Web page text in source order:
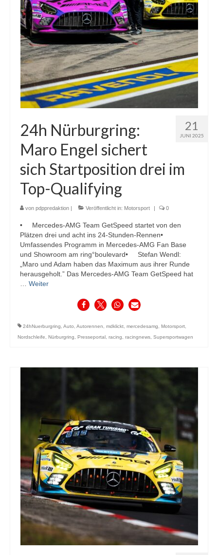
21
JUNI 2025
24h Nürburgring:
Maro Engel sichert
sich Startposition drei im
Top-Qualifying
von pdppredaktion Veröffentlicht in: Motorsport 0
• Mercedes-AMG Team GetSpeed startet von den
Plätzen drei und acht ins 24-Stunden-Rennen•
Umfassendes Programm in Mercedes-AMG Fan Base
und Showroom am ring°boulevard• Stefan Wendl:
„Maro und Adam haben das Maximum aus ihrer Runde
herausgeholt.” Das Mercedes-AMG Team GetSpeed hat
… Weiter
24hNuerburgring, Auto, Autorennen, mdklickt, mercedesamg, Motorsport,
Nordschleife, Nürburgring, Presseportal , racing, racingnews, Supersportwagen